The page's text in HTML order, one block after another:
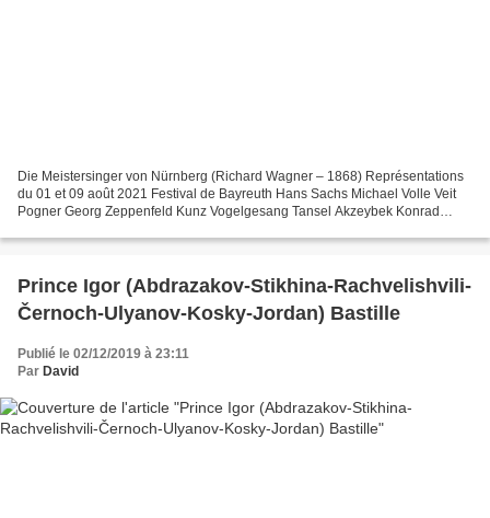
Die Meistersinger von Nürnberg (Richard Wagner – 1868) Représentations
du 01 et 09 août 2021 Festival de Bayreuth Hans Sachs Michael Volle Veit
Pogner Georg Zeppenfeld Kunz Vogelgesang Tansel Akzeybek Konrad
Prince Igor (Abdrazakov-Stikhina-Rachvelishvili-
Černoch-Ulyanov-Kosky-Jordan) Bastille
Publié le 02/12/2019 à 23:11
Par David